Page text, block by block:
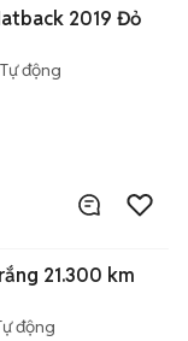
2019 Đỏ
Tự động
21.300 km
động